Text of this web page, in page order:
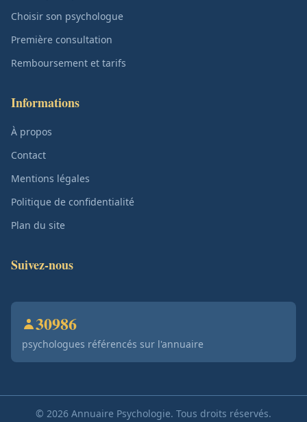
Choisir son psychologue
Première consultation
Remboursement et tarifs
Informations
À propos
Contact
Mentions légales
Politique de confidentialité
Plan du site
Suivez-nous
30986
psychologues référencés sur l'annuaire
© 2026 Annuaire Psychologie. Tous droits réservés.